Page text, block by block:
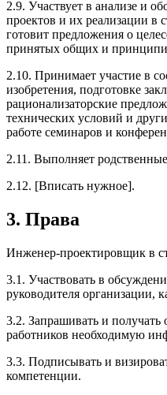
2.9. Участвует в анализе и
проектов и их реализации в
готовит предложения о
принятых общих и
2.10. Принимает участие в
изобретения, подготовке
рационализаторские
технических условий и
работе семинаров и
2.11. Выполняет
2.12. [Вписать нужное].
3. Права
Инженер-проектировщик в
3.1. Участвовать в
руководителя организации,
3.2. Запрашивать и получать
работников необходимую
3.3. Подписывать и
компетенции.